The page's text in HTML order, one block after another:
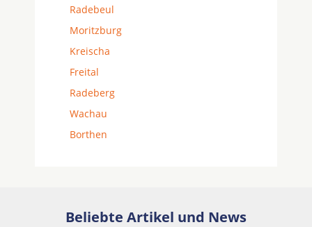
Radebeul
Moritzburg
Kreischa
Freital
Radeberg
Wachau
Borthen
Beliebte Artikel und News